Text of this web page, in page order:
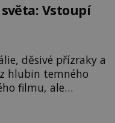
Vstoupí
děsivé přízraky a
hlubin temného
filmu, ale
lesů, které jsou
bydlící